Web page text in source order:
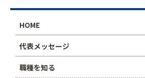
HOME
代表メッセージ
職種を知る